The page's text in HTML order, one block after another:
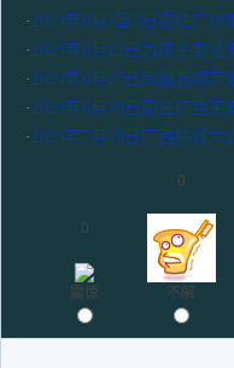
·2024年6月3至4日前往广州
·2024年6月22日为孩子老
·2024年6月27日凤凰县城
·2024年6月30日前往广西
·2024年7月18日广西扶绶
0
震惊
0
不解